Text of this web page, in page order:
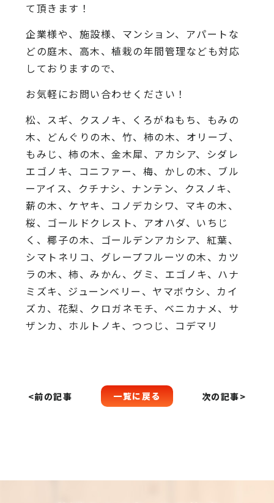
て頂きます！
企業様や、施設様、マンション、アパートな
どの庭木、高木、植栽の年間管理なども対応
しておりますので、
お気軽にお問い合わせください！
松、スギ、クスノキ、くろがねもち、もみの
木、どんぐりの木、竹、柿の木、オリーブ、
もみじ、柿の木、金木犀、アカシア、シダレ
エゴノキ、コニファー、梅、かしの木、ブル
ーアイス、クチナシ、ナンテン、クスノキ、
薪の木、ケヤキ、コノデカシワ、マキの木、
桜、ゴールドクレスト、アオハダ、いちじ
く、椰子の木、ゴールデンアカシア、紅葉、
シマトネリコ、グレープフルーツの木、カツ
ラの木、柿、みかん、グミ、エゴノキ、ハナ
ミズキ、ジューンベリー、ヤマボウシ、カイ
ズカ、花梨、クロガネモチ、ベニカナメ、サ
ザンカ、ホルトノキ、つつじ、コデマリ
<前の記事 一覧に戻る 次の記事>